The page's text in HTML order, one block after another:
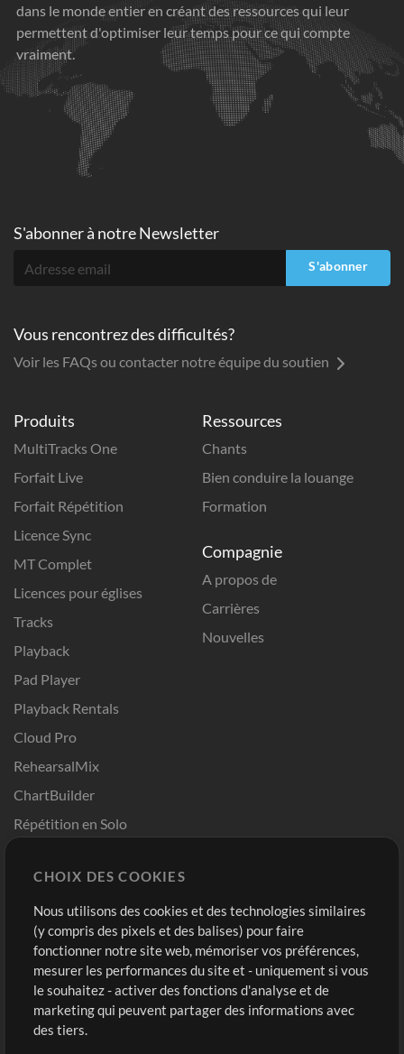
dans le monde entier en créant des ressources qui leur
permettent d'optimiser leur temps pour ce qui compte
vraiment.
Produits
MultiTracks One
Forfait Live
Forfait Répétition
Licence Sync
MT Complet
Licences pour églises
Tracks
Playback
Pad Player
Playback Rentals
Cloud Pro
RehearsalMix
ChartBuilder
Répétition en Solo
Modèles ProPresenter
Sons
Ressources
Chants
Bien conduire la louange
Formation
Compagnie
A propos de
Carrières
Nouvelles
Boutique
Acheter des crédits
Contenu gratuit
Demander les pistes
Compte
Connexion
S'inscrire
S'abonner à notre Newsletter
S'abonner
Vous rencontrez des difficultés?
Voir les FAQs ou contacter notre équipe du soutien
CHOIX DES COOKIES
Nous utilisons des cookies et des technologies similaires
(y compris des pixels et des balises) pour faire
fonctionner notre site web, mémoriser vos préférences,
mesurer les performances du site et - uniquement si vous
le souhaitez - activer des fonctions d'analyse et de
marketing qui peuvent partager des informations avec
des tiers.